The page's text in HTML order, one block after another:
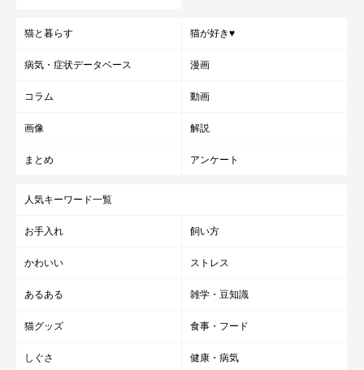
猫と暮らす 猫が好き♥
病気・症状データベース 漫画
コラム 動画
画像 解説
まとめ アンケート
人気キーワード一覧
お手入れ 飼い方
かわいい ストレス
あるある 雑学・豆知識
猫グッズ 食事・フード
しぐさ 健康・病気